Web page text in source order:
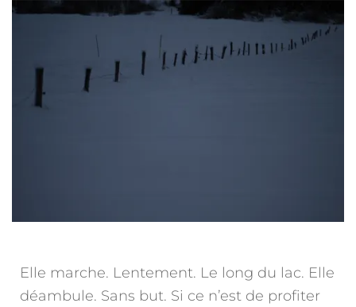
Elle marche. Lentement. Le long du lac. Elle
déambule. Sans but. Si ce n’est de profiter